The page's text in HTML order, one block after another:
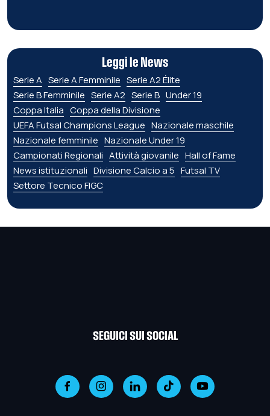
Leggi le News
Serie A Serie A Femminile Serie A2 Élite
Serie B Femminile Serie A2 Serie B Under 19
Coppa Italia Coppa della Divisione
UEFA Futsal Champions League Nazionale maschile
Nazionale femminile Nazionale Under 19
Campionati Regionali Attività giovanile Hall of Fame
News istituzionali Divisione Calcio a 5 Futsal TV
Settore Tecnico FIGC
SEGUICI SUI SOCIAL